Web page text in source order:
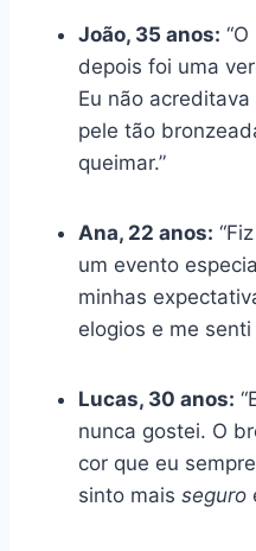
João, 35 anos:
depois foi uma
Eu não
pele tão
queimar.”
Ana, 22 anos:
um evento
minhas
elogios e me senti
Lucas, 30 anos:
nunca gostei. O
cor que eu
sinto mais seguro